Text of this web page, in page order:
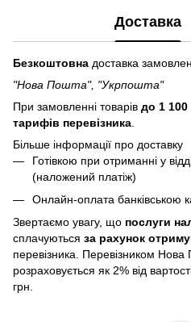
Доставка
Безкоштовна доставка
"Нова Пошта", "Укрпошта"
При замовленні товарів до 1 100
тарифів перевізника
Більше інформації про доставку
Готівкою при отриманні у
(наложений платіж)
Онлайн-оплата банківською
Звертаємо увагу, що послуги
сплачуються за рахунок
перевізника. Перевізником
розраховується як 2% від
грн.